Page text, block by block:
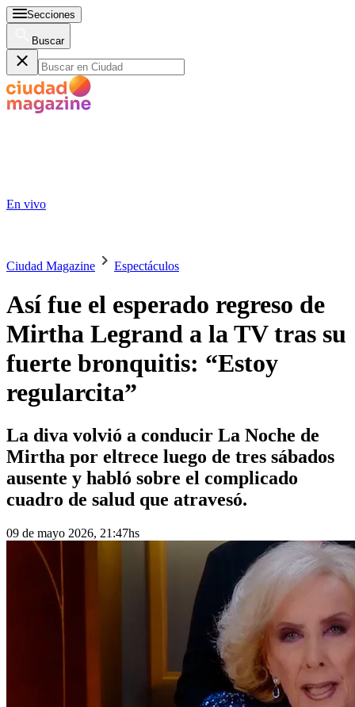
Secciones
Buscar
En vivo
Ciudad Magazine Espectáculos
Así fue el esperado regreso de
Mirtha Legrand a la TV tras su
fuerte bronquitis: “Estoy
regularcita”
La diva volvió a conducir La Noche de
Mirtha por eltrece luego de tres sábados
ausente y habló sobre el complicado
cuadro de salud que atravesó.
09 de mayo 2026, 21:47hs